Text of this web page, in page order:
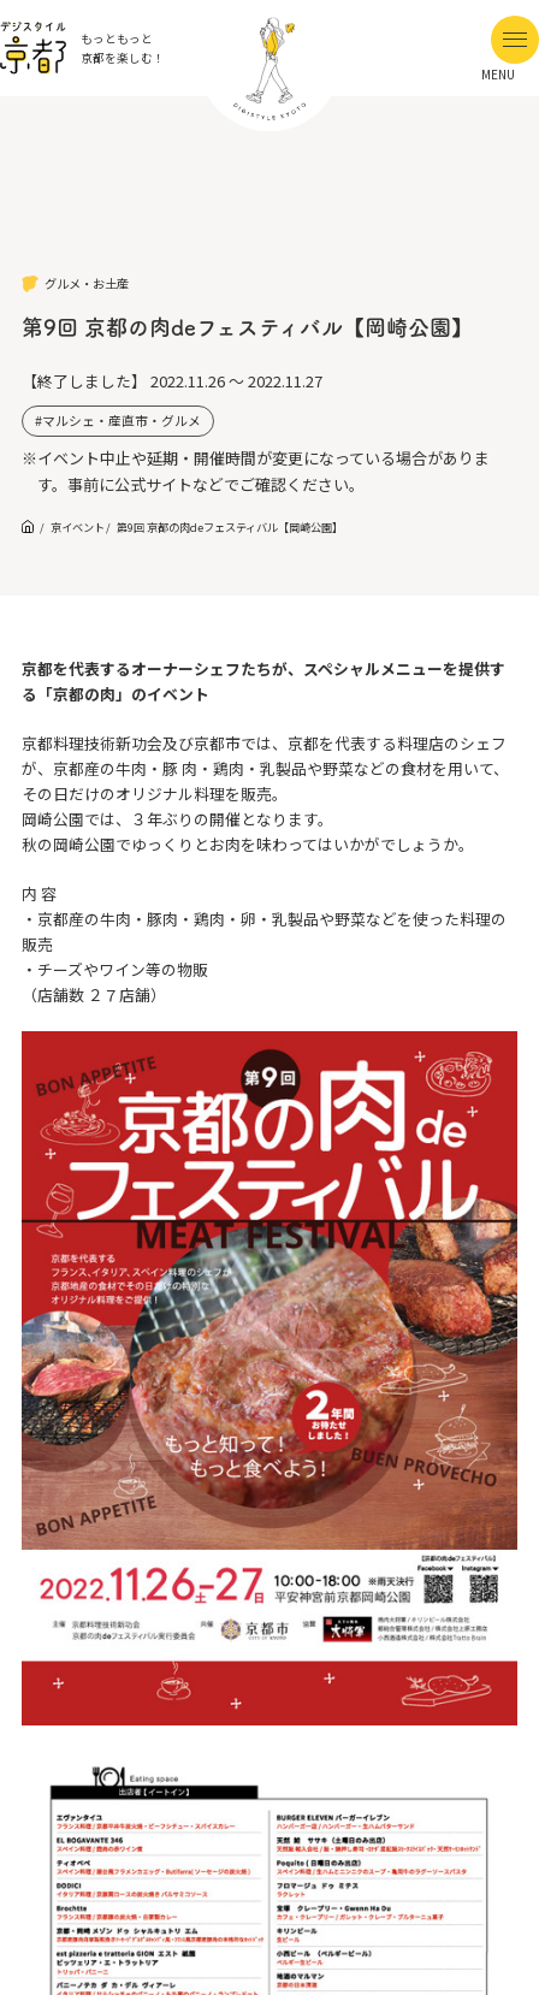
もっともっと
京都を楽しむ！
MENU
グルメ・お土産
第9回 京都の肉deフェスティバル【岡崎公園】
【終了しました】 2022.11.26 ～ 2022.11.27
マルシェ・産直市・グルメ
※イベント中止や延期・開催時間が変更になっている場合がありま
す。事前に公式サイトなどでご確認ください。
京イベント 第9回 京都の肉deフェスティバル【岡崎公園】
京都を代表するオーナーシェフたちが、スペシャルメニューを提供す
る「京都の肉」のイベント
京都料理技術新功会及び京都市では、京都を代表する料理店のシェフ
が、京都産の牛肉・豚 肉・鶏肉・乳製品や野菜などの食材を用いて、
その日だけのオリジナル料理を販売。
岡崎公園では、３年ぶりの開催となります。
秋の岡崎公園でゆっくりとお肉を味わってはいかがでしょうか。
内 容
・京都産の牛肉・豚肉・鶏肉・卵・乳製品や野菜などを使った料理の
販売
・チーズやワイン等の物販
（店舗数 ２７店舗）